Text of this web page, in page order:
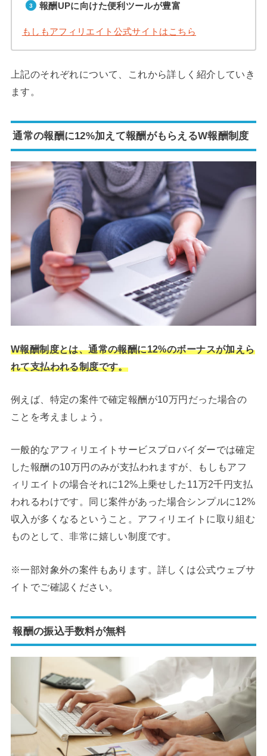
報酬UPに向けた便利ツールが豊富
もしもアフィリエイト公式サイトはこちら
上記のそれぞれについて、これから詳しく紹介していき
ます。
通常の報酬に12%加えて報酬がもらえるW報酬制度
W報酬制度とは、通常の報酬に12%のボーナスが加えら
れて支払われる制度です。
例えば、特定の案件で確定報酬が10万円だった場合の
ことを考えましょう。
一般的なアフィリエイトサービスプロバイダーでは確定
した報酬の10万円のみが支払われますが、もしもアフ
ィリエイトの場合それに12%上乗せした11万2千円支払
われるわけです。同じ案件があった場合シンプルに12%
収入が多くなるということ。アフィリエイトに取り組む
ものとして、非常に嬉しい制度です。
※一部対象外の案件もあります。詳しくは公式ウェブサ
イトでご確認ください。
報酬の振込手数料が無料